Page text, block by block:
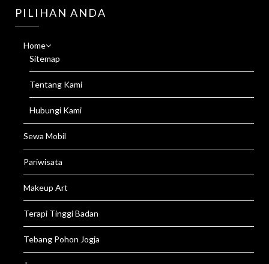
PILIHAN ANDA
Home
Sitemap
Tentang Kami
Hubungi Kami
Sewa Mobil
Pariwisata
Makeup Art
Terapi Tinggi Badan
Tebang Pohon Jogja